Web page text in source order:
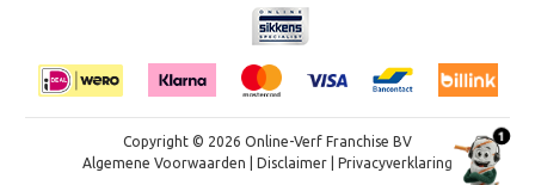
Copyright © 2026 Online-Verf Franchise BV
Algemene Voorwaarden
Disclaimer Privacyverklaring
1